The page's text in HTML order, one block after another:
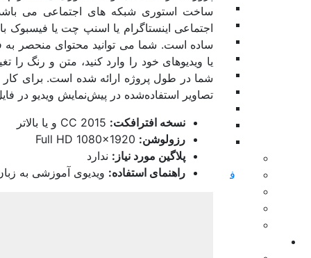
نمایش های ویدیویی
تیزر پریمیر
موشن گرافیک
ابزار پریمیر
تایتل
طرح اینستاگرام
المان پریمیر
ویژوالایزر موزیک
سینمافوردی
فاینال کات و اپل موشن
ساخت استوری شبکه های اجتماعی می
اجتماعی اینستاگرام یا اسنپ چت یا فیسبوک
ساده است. شما می توانید محتوای منحصر به
یا ویدیوهای خود را وارد کنید، متن و رنگ را
شما در طول پروژه ارائه شده است. برای کار
تصاویر استفاده‌شده در پیش‌نمایش ویدیو در
نسخه افترافکت:
رزولوشن:
پلاگین مورد نیاز: ندارد
راهنمای استفاده: ویدیوی آموزشی به